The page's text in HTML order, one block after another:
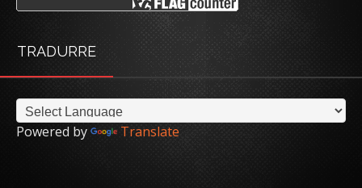
TRADURRE
Powered by Translate